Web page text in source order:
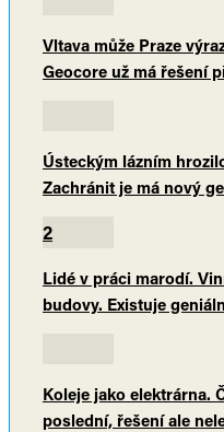
Vltava může Praze
Geocore už má řešení
Ústeckým lázním
Zachránit je má nový
2
Lidé v práci marodí.
budovy. Existuje
Koleje jako elektrárna.
poslední, řešení ale